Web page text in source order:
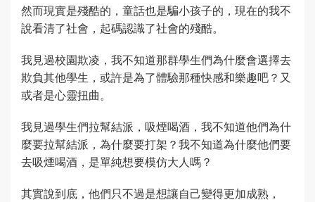
然而現實是殘酷的，童話也是騙小孩子的，現在的我不
說看清了社會，起碼認識了社會的殘酷。
我見過校園欺凌，我不知道那群學生們為什麼會選擇去
欺負其他學生，或許是為了體驗那種快感和樂趣吧？又
或者是心靈扭曲。
我見過學生們拉幫結派，吸煙喝酒，我不知道他們為什
麼要拉幫結派，為什麼要打架？我不知道為什麼他們要
去吸煙喝酒，是單純想要模仿大人嗎？
其實說到底，他們只不過是想讓自己變得更加成熟，